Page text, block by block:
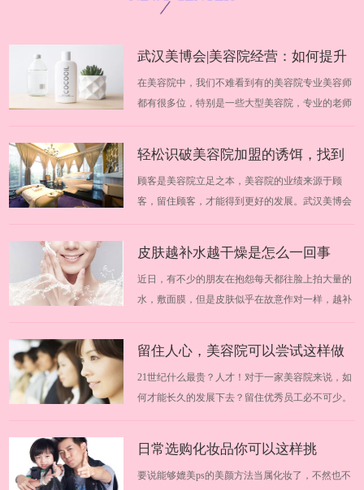
武汉美博会|美容院经营：如何提升
业绩
在美容院中，我们不难看到有的美容院专业美容师
都有很多位，特别是一些大型美容院，专业的老师
识也很到位，但是不知道为什么，每个月的收入却
并不高，而且个人业绩也不是多优秀，为…
轻松识破美容院加盟的诱饵，找到
好的厂商
顾客是美容院立足之本，美容院的业绩来源于顾
客，留住顾客，才能得到更好的发展。武汉美博会
穷，引诱加盟者上当。武汉美博会为大家分享轻松
识破美容院加盟的诱饵，找到好的厂商。20…
皮肤越补水越干燥是怎么一回事
近日，有不少的朋友在抱怨每天都往脸上拍大量的
水，敷面膜，但是皮肤似乎在故意作对一样，越补
中武汉美博会时间安排：2019年11月13日-19日
2019华中武汉美博会地点：中国（武汉）文…
留住人心，美容院可以尝试这样做
21世纪什么最贵？人才！对于一家美容院来说，如
何才能长久的发展下去？留住优秀员工必不可少。
安排：2018年3月29日-31日 2018华中武汉美博会地
点：中国（武汉）文化博览中心 一、塑…
日常选购化妆品你可以这样挑
要说能够媲美ps的美颜方法当属化妆了，不然也不